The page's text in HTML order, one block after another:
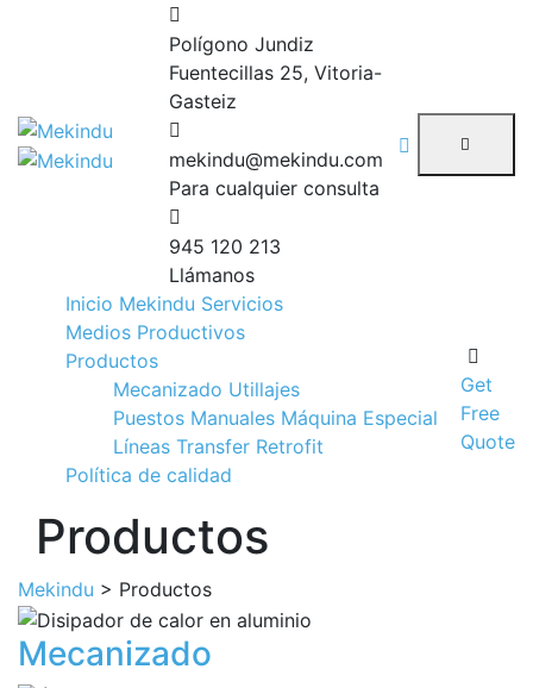
Polígono Jundiz
Fuentecillas 25, Vitoria-
Gasteiz
mekindu@mekindu.com
Para cualquier consulta
945 120 213
Llámanos
Inicio Mekindu Servicios
Medios Productivos
Productos
Mecanizado Utillajes
Puestos Manuales Máquina Especial
Líneas Transfer Retrofit
Política de calidad
Get
Free
Quote
Productos
Mekindu > Productos
Mecanizado